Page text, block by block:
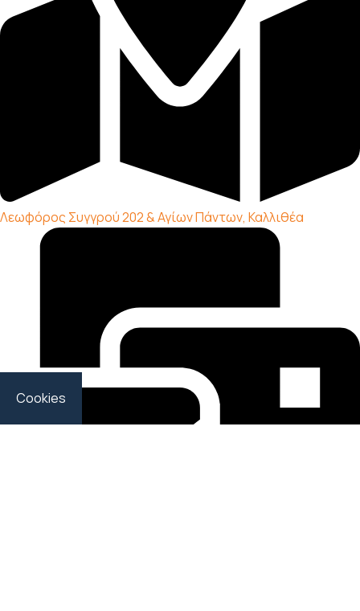
Cookies
Λεωφόρος Συγγρού 202 & Αγίων Πάντων, Καλλιθέα